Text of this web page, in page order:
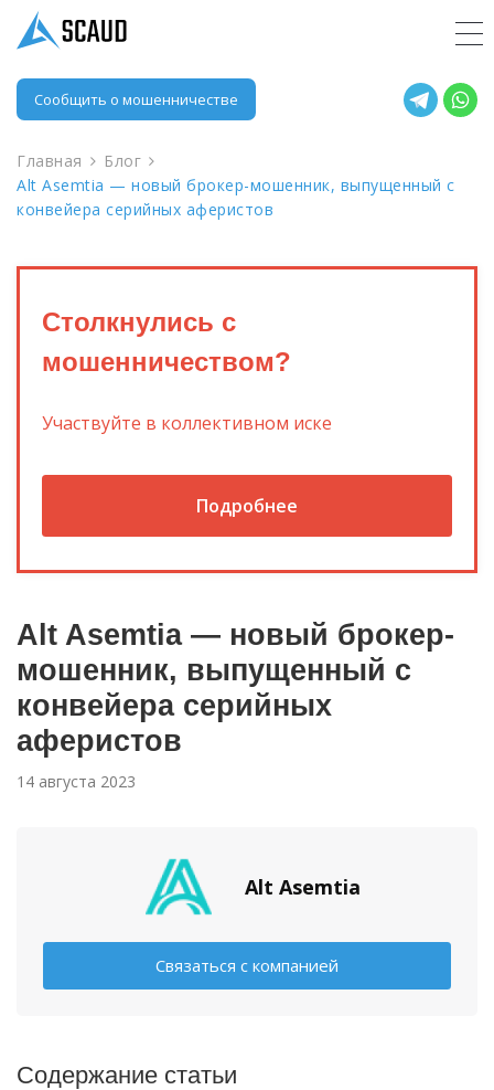
Сообщить о мошенничестве
Главная
Блог
Alt Asemtia — новый брокер-мошенник, выпущенный с
конвейера серийных аферистов
Столкнулись с
мошенничеством?
Участвуйте в коллективном иске
Подробнее
Alt Asemtia — новый брокер-
мошенник, выпущенный с
конвейера серийных
аферистов
14 августа 2023
Alt Asemtia
Связаться с компанией
Содержание статьи